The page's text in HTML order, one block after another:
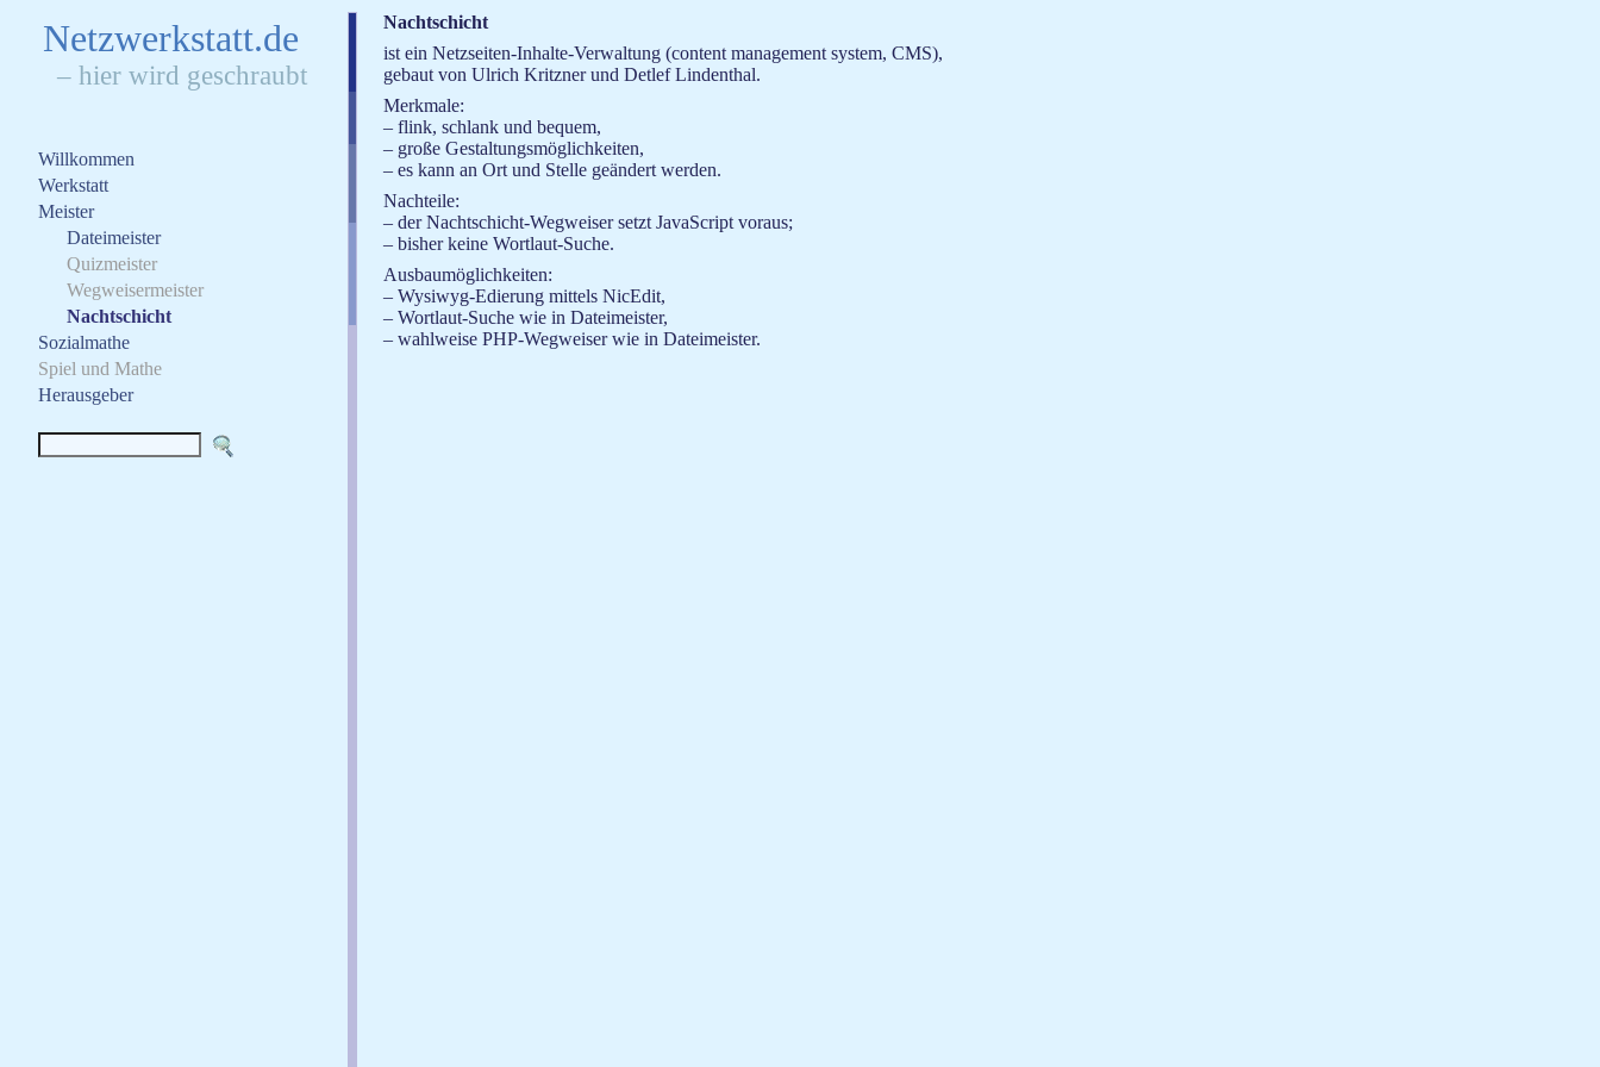
Netzwerkstatt.de
– hier wird geschraubt
Willkommen
Werkstatt
Meister
Dateimeister
Quizmeister
Wegweisermeister
Nachtschicht
Sozialmathe
Spiel und Mathe
Herausgeber
Nachtschicht
ist ein Netzseiten-Inhalte-Verwaltung (content management system, CMS),
gebaut von Ulrich Kritzner und Detlef Lindenthal.
Merkmale:
– flink, schlank und bequem,
– große Gestaltungsmöglichkeiten,
– es kann an Ort und Stelle geändert werden.
Nachteile:
– der Nachtschicht-Wegweiser setzt JavaScript voraus;
– bisher keine Wortlaut-Suche.
Ausbaumöglichkeiten:
– Wysiwyg-Edierung mittels NicEdit,
– Wortlaut-Suche wie in Dateimeister,
– wahlweise PHP-Wegweiser wie in Dateimeister.